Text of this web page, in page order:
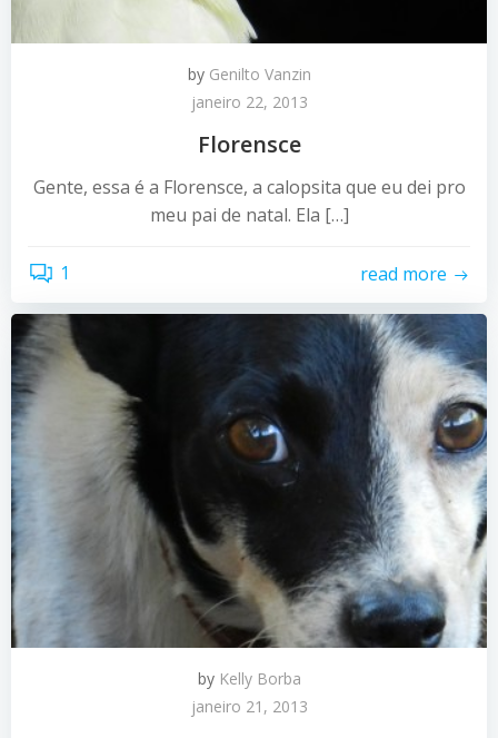
by Genilto Vanzin
janeiro 22, 2013
Florensce
Gente, essa é a Florensce, a calopsita que eu dei pro
meu pai de natal. Ela […]
1 read more
by Kelly Borba
janeiro 21, 2013